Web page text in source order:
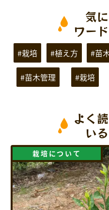
気
ワー
#栽培 #植え方 #苗
#苗木管理 #栽培
よく
い
栽培について